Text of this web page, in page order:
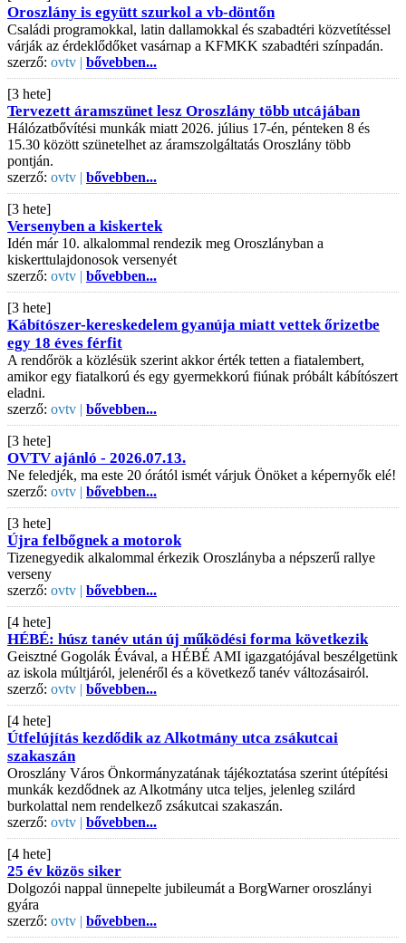
Oroszlány is együtt szurkol a vb-döntőn
Családi programokkal, latin dallamokkal és szabadtéri közvetítéssel
várják az érdeklődőket vasárnap a KFMKK szabadtéri színpadán.
szerző: ovtv | bővebben...
[3 hete]
Tervezett áramszünet lesz Oroszlány több utcájában
Hálózatbővítési munkák miatt 2026. július 17-én, pénteken 8 és
15.30 között szünetelhet az áramszolgáltatás Oroszlány több
pontján.
szerző: ovtv | bővebben...
[3 hete]
Versenyben a kiskertek
Idén már 10. alkalommal rendezik meg Oroszlányban a
kiskerttulajdonosok versenyét
szerző: ovtv | bővebben...
[3 hete]
Kábítószer-kereskedelem gyanúja miatt vettek őrizetbe
egy 18 éves férfit
A rendőrök a közlésük szerint akkor érték tetten a fiatalembert,
amikor egy fiatalkorú és egy gyermekkorú fiúnak próbált kábítószert
eladni.
szerző: ovtv | bővebben...
[3 hete]
OVTV ajánló - 2026.07.13.
Ne feledjék, ma este 20 órától ismét várjuk Önöket a képernyők elé!
szerző: ovtv | bővebben...
[3 hete]
Újra felbőgnek a motorok
Tizenegyedik alkalommal érkezik Oroszlányba a népszerű rallye
verseny
szerző: ovtv | bővebben...
[4 hete]
HÉBÉ: húsz tanév után új működési forma következik
Geisztné Gogolák Évával, a HÉBÉ AMI igazgatójával beszélgetünk
az iskola múltjáról, jelenéről és a következő tanév változásairól.
szerző: ovtv | bővebben...
[4 hete]
Útfelújítás kezdődik az Alkotmány utca zsákutcai
szakaszán
Oroszlány Város Önkormányzatának tájékoztatása szerint útépítési
munkák kezdődnek az Alkotmány utca teljes, jelenleg szilárd
burkolattal nem rendelkező zsákutcai szakaszán.
szerző: ovtv | bővebben...
[4 hete]
25 év közös siker
Dolgozói nappal ünnepelte jubileumát a BorgWarner oroszlányi
gyára
szerző: ovtv | bővebben...